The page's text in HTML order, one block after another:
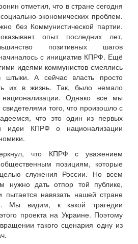
отметил, что в стране сегодня
экономических проблем.
без Коммунистической партии.
опыт последних лет,
позитивных шагов
с инициатив КПРФ. Ещё
идеями коммунистов смеялись
штыки. А сейчас власть просто
их в жизнь. Так, было немало
Однако все мы
того, что произошло с
что это один из первых
идеи КПРФ о национализации
что КПРФ с уважением
позициям, которые
служения России. Но всем
нужно дать отпор той публике,
пытается навязать нашей стране
Мы видим, к какой трагедии
проекта на Украине. Поэтому
такого сценария одну из